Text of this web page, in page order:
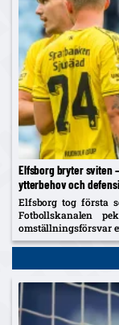
Elfsborg bryter sviten
ytterbehov och
Elfsborg tog första
Fotbollskanalen
omställningsförsvar